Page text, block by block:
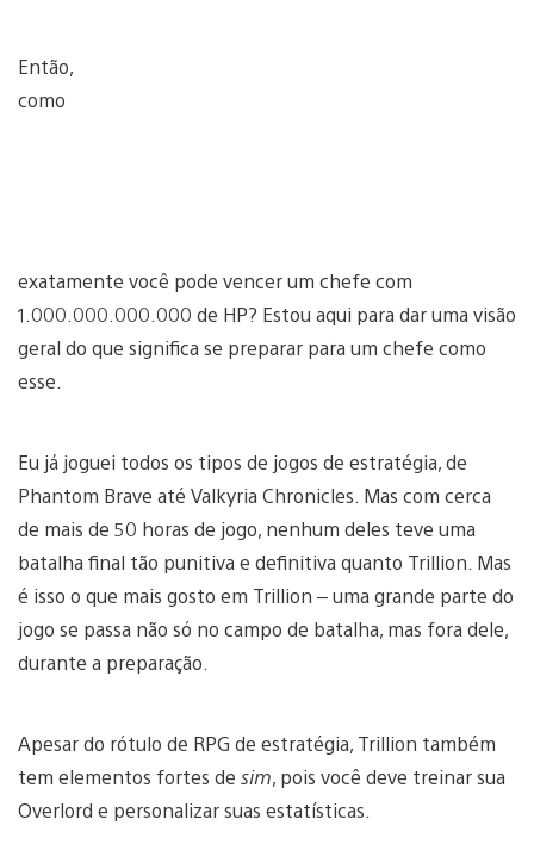
Então,
como
exatamente você pode vencer um chefe com
1.000.000.000.000 de HP? Estou aqui para dar uma visão
geral do que significa se preparar para um chefe como
esse.
Eu já joguei todos os tipos de jogos de estratégia, de
Phantom Brave até Valkyria Chronicles. Mas com cerca
de mais de 50 horas de jogo, nenhum deles teve uma
batalha final tão punitiva e definitiva quanto Trillion. Mas
é isso o que mais gosto em Trillion – uma grande parte do
jogo se passa não só no campo de batalha, mas fora dele,
durante a preparação.
Apesar do rótulo de RPG de estratégia, Trillion também
tem elementos fortes de sim, pois você deve treinar sua
Overlord e personalizar suas estatísticas.